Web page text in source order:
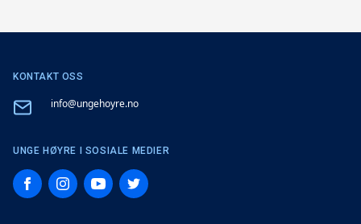
KONTAKT OSS
Email info@ungehoyre.no
UNGE HØYRE I SOSIALE MEDIER
FacebookInstagramYouTubeTwitter